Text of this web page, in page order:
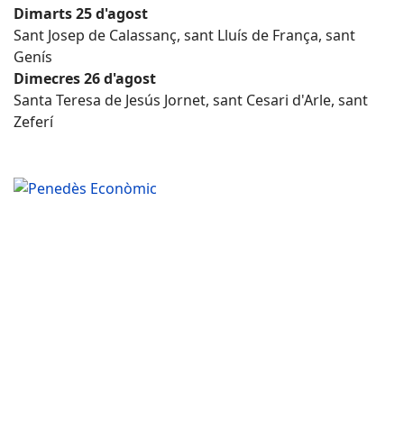
Dimarts 25 d'agost
Sant Josep de Calassanç, sant Lluís de França, sant
Genís
Dimecres 26 d'agost
Santa Teresa de Jesús Jornet, sant Cesari d'Arle, sant
Zeferí